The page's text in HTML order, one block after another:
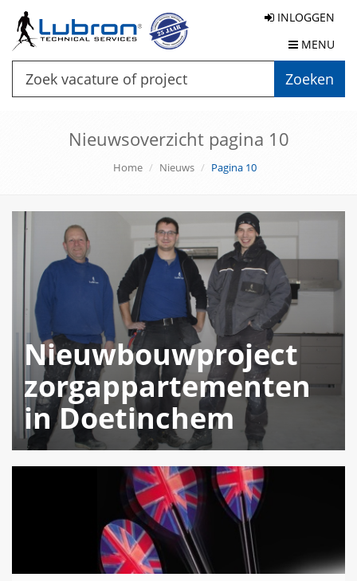
Zoeken
INLOGGEN
MENU
Nieuwsoverzicht pagina 10
Home Nieuws Pagina 10
Nieuwbouwproject
zorgappartementen
in Doetinchem